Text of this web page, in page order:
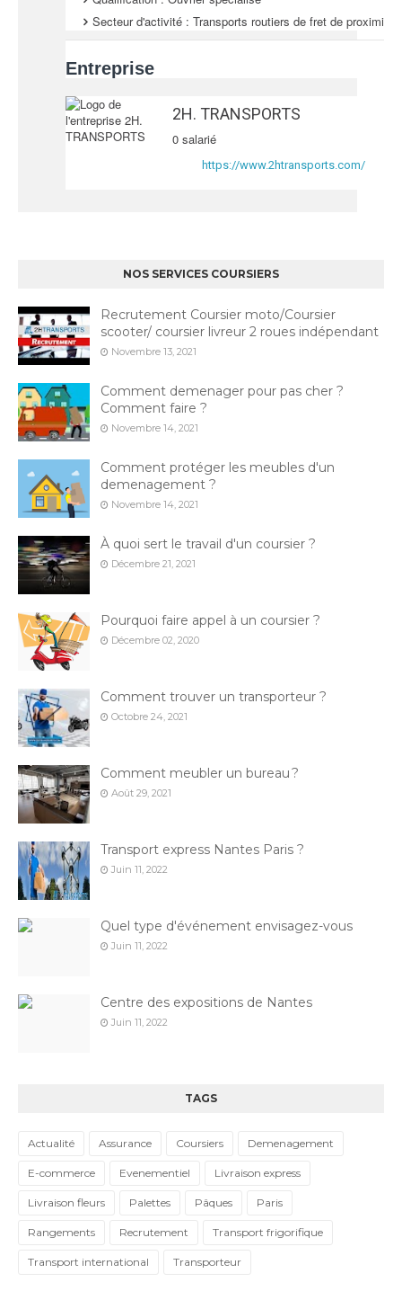
Secteur d'activité : Transports routiers de fret de proximité
Entreprise
2H. TRANSPORTS
0 salarié
n
e
r
e
t
https://www.2htransports.com/
NOS SERVICES COURSIERS
Recrutement Coursier moto/Coursier
scooter/ coursier livreur 2 roues indépendant
Novembre 13, 2021
Comment demenager pour pas cher ?
Comment faire ?
Novembre 14, 2021
Comment protéger les meubles d'un
demenagement ?
Novembre 14, 2021
À quoi sert le travail d'un coursier ?
Décembre 21, 2021
Pourquoi faire appel à un coursier ?
Décembre 02, 2020
Comment trouver un transporteur ?
Octobre 24, 2021
Comment meubler un bureau ?
Août 29, 2021
Transport express Nantes Paris ?
Juin 11, 2022
Quel type d'événement envisagez-vous
Juin 11, 2022
Centre des expositions de Nantes
Juin 11, 2022
TAGS
Actualité Assurance Coursiers Demenagement
E-commerce Evenementiel Livraison express
Livraison fleurs Palettes Pâques Paris
Rangements Recrutement Transport frigorifique
Transport international Transporteur